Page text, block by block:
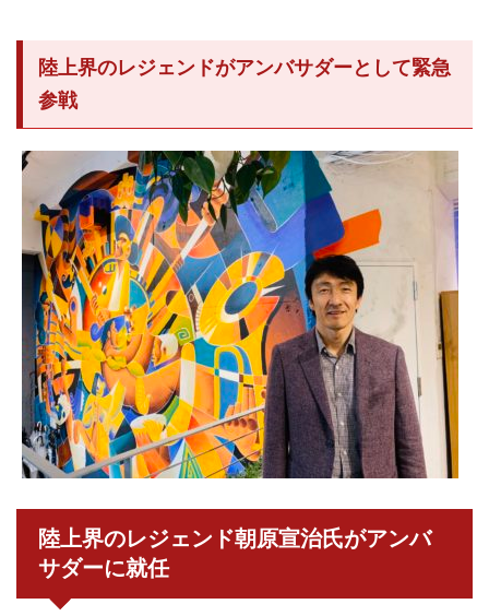
陸上界のレジェンドがアンバサダーとして緊急
参戦
陸上界のレジェンド朝原宣治氏がアンバ
サダーに就任